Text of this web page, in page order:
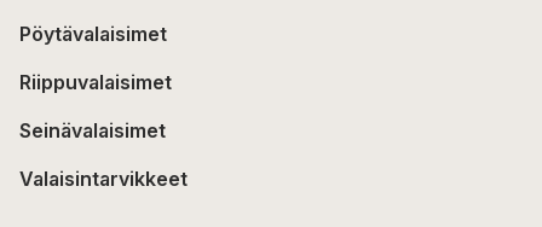
Pöytävalaisimet
Riippuvalaisimet
Seinävalaisimet
Valaisintarvikkeet